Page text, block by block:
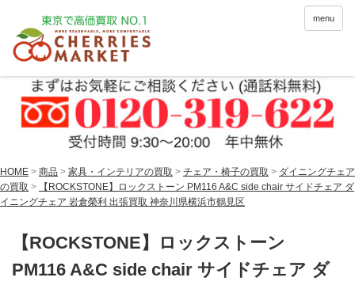
menu
HOME > 商品 > 家具・インテリアの買取 > チェア・椅子の買取 > ダイニングチェア
の買取 >
【ROCKSTONE】ロックストーン PM116 A&C side chair サイドチェア ダ
イニングチェア 岩倉榮利 出張買取 神奈川県横浜市鶴見区
【ROCKSTONE】ロックストーン
PM116 A&C side chair サイドチェア ダ